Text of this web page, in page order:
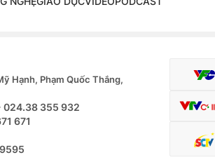
Hạnh, Phạm Quốc Thắng,
024.38 355 932
671